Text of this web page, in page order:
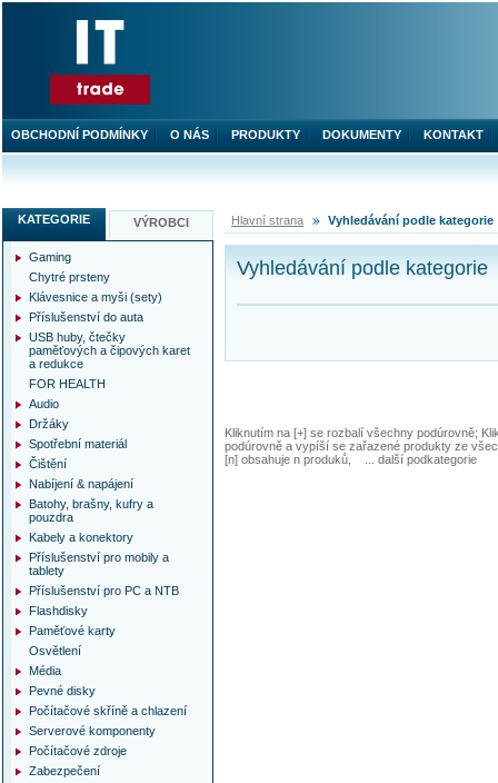
Hlavní strana Vyhledávání podle kategorie
Vyhledávání podle kategorie
Kliknutím na [+] se rozbalí všechny podúrovně;
podúrovně a vypíší se zařazené produkty ze
[n] obsahuje n produků, ... další podkategorie
KATEGORIE VÝROBCI
Gaming
Chytré prsteny
Klávesnice a myši (sety)
Příslušenství do auta
USB huby, čtečky
paměťových a čipových karet
a redukce
FOR HEALTH
Audio
Držáky
Spotřební materiál
Čištění
Nabíjení & napájení
Batohy, brašny, kufry a
pouzdra
Kabely a konektory
Příslušenství pro mobily a
tablety
Příslušenství pro PC a NTB
Flashdisky
Paměťové karty
Osvětlení
Média
Pevné disky
Počítačové skříně a chlazení
Serverové komponenty
Počítačové zdroje
Zabezpečení
OBCHODNÍ PODMÍNKY O NÁS PRODUKTY DOKUMENTY KONTAKT